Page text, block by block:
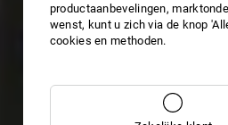
productaanbevelingen,
wenst, kunt u zich via de knop
cookies en methoden.